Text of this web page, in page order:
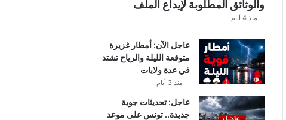
والوثائق المطلوبة لإيداع الملف
منذ 4 أيام
عاجل الآن: أمطار غزيرة
متوقعة الليلة والرياح تشتد
في عدة ولايات
منذ 3 أيام
عاجل: تحديثات جوية
جديدة.. تونس على موعد